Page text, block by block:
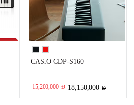
CASIO CDP-S160
15,200,000 Đ 18,150,000 Đ